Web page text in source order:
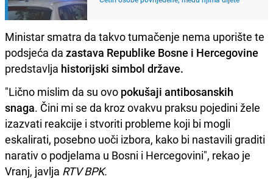
Ministar smatra da takvo tumačenje nema uporište te
podsjeća da zastava Republike Bosne i Hercegovine
predstavlja historijski simbol države.
"Lično mislim da su ovo pokušaji antibosanskih
snaga. Čini mi se da kroz ovakvu praksu pojedini žele
izazvati reakcije i stvoriti probleme koji bi mogli
eskalirati, posebno uoči izbora, kako bi nastavili graditi
narativ o podjelama u Bosni i Hercegovini", rekao je
Vranj, javlja RTV BPK.